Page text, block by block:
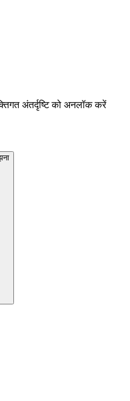
अंतर्दृष्टि को अनलॉक करें